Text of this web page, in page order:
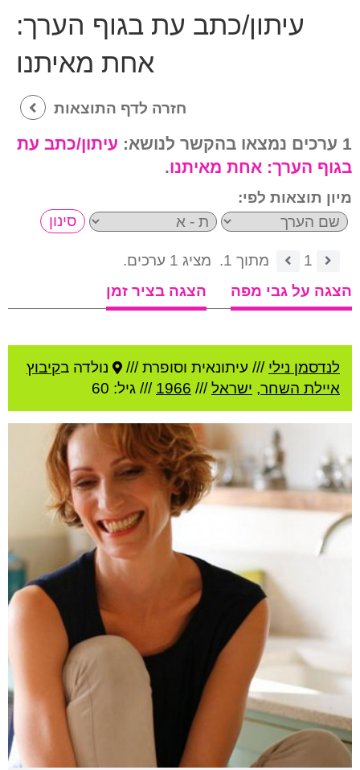
עיתון/כתב עת בגוף הערך:
אחת מאיתנו
חזרה לדף התוצאות
1 ערכים נמצאו בהקשר לנושא:
עיתון/כתב עת
בגוף הערך: אחת מאיתנו.
מיון תוצאות לפי:
1 מתוך 1.
מציג 1 ערכים.
הצגה על גבי מפה
הצגה בציר זמן
לנדסמן נילי /// עיתונאית וסופרת /// נולדה בקיבוץ
איילת השחר, ישראל///
1966 /// גיל: 60